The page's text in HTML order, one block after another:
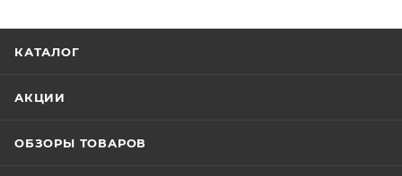
КАТАЛОГ
АКЦИИ
ОБЗОРЫ ТОВАРОВ